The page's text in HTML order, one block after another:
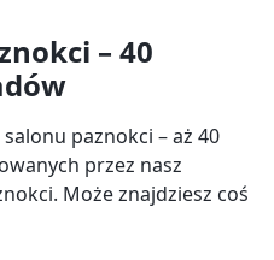
– 40
paznokci – aż 40
przez nasz
Może znajdziesz coś